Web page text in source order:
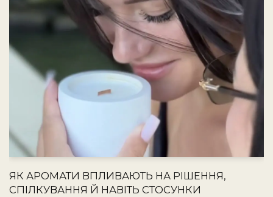
ЯК АРОМАТИ ВПЛИВАЮТЬ НА РІШЕННЯ,
СПІЛКУВАННЯ Й НАВІТЬ СТОСУНКИ